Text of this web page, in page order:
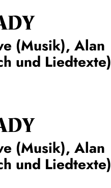
(Musik), Alan
und Liedtexte)
(Musik), Alan
und Liedtexte)